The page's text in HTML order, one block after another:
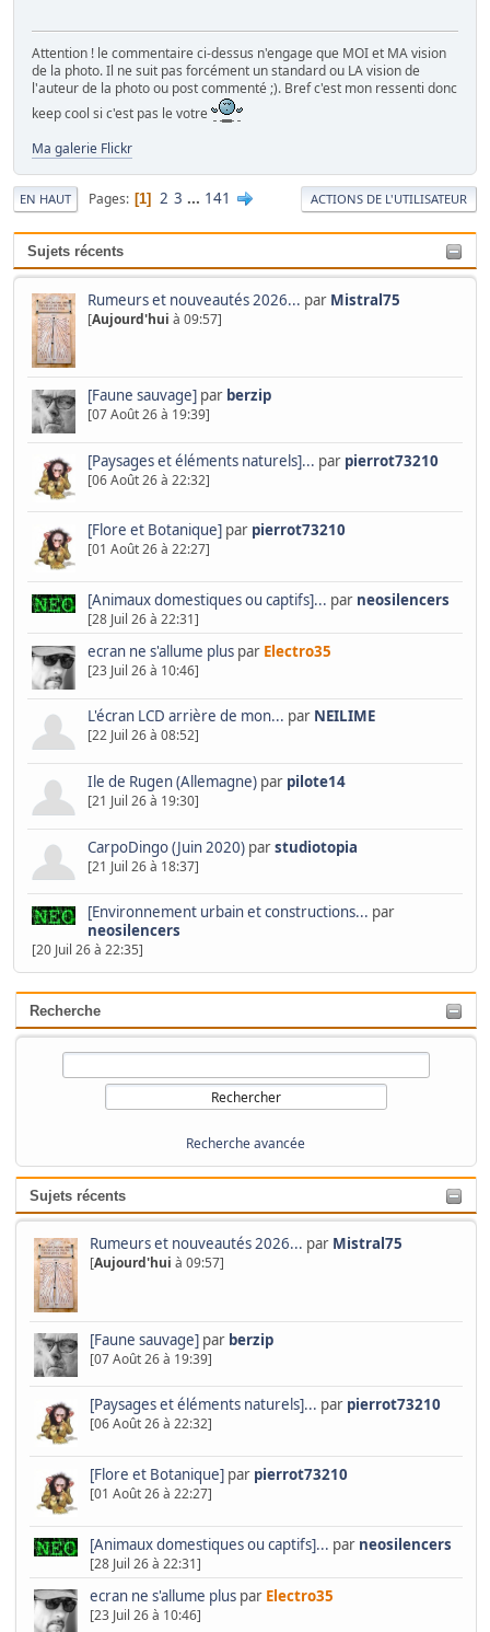
Recherche
Recherche avancée
Sujets récents
Rumeurs et nouveautés 2026... par Mistral75
[Aujourd'hui à 09:57]
[Faune sauvage] par berzip
[07 Août 26 à 19:39]
[Paysages et éléments naturels]... par pierrot73210
[06 Août 26 à 22:32]
[Flore et Botanique]par pierrot73210
[01 Août 26 à 22:27]
[Animaux domestiques ou captifs]... par neosilencers
[28 Juil 26 à 22:31]
ecran ne s'allume pluspar Electro35
[23 Juil 26 à 10:46]
Attention ! le commentaire ci-dessus n'engage que MOI et MA vision
de la photo. Il ne suit pas forcément un standard ou LA vision de
l'auteur de la photo ou post commenté ;). Bref c'est mon ressenti donc
keep cool si c'est pas le votre
Ma galerie Flickr
EN HAUT Pages 1 2 3 ... 141 ACTIONS DE L'UTILISATEUR
Sujets récents
Rumeurs et nouveautés 2026... par Mistral75
[Aujourd'hui à 09:57]
[Faune sauvage] par berzip
[07 Août 26 à 19:39]
[Paysages et éléments naturels]... par pierrot73210
[06 Août 26 à 22:32]
[Flore et Botanique]par pierrot73210
[01 Août 26 à 22:27]
[Animaux domestiques ou captifs]... par neosilencers
[28 Juil 26 à 22:31]
ecran ne s'allume pluspar Electro35
[23 Juil 26 à 10:46]
L'écran LCD arrière de mon... par NEILIME
[22 Juil 26 à 08:52]
Ile de Rugen (Allemagne)par pilote14
[21 Juil 26 à 19:30]
CarpoDingo (Juin 2020)parstudiotopia
[21 Juil 26 à 18:37]
[Environnement urbain et constructions... par
neosilencers
[20 Juil 26 à 22:35]